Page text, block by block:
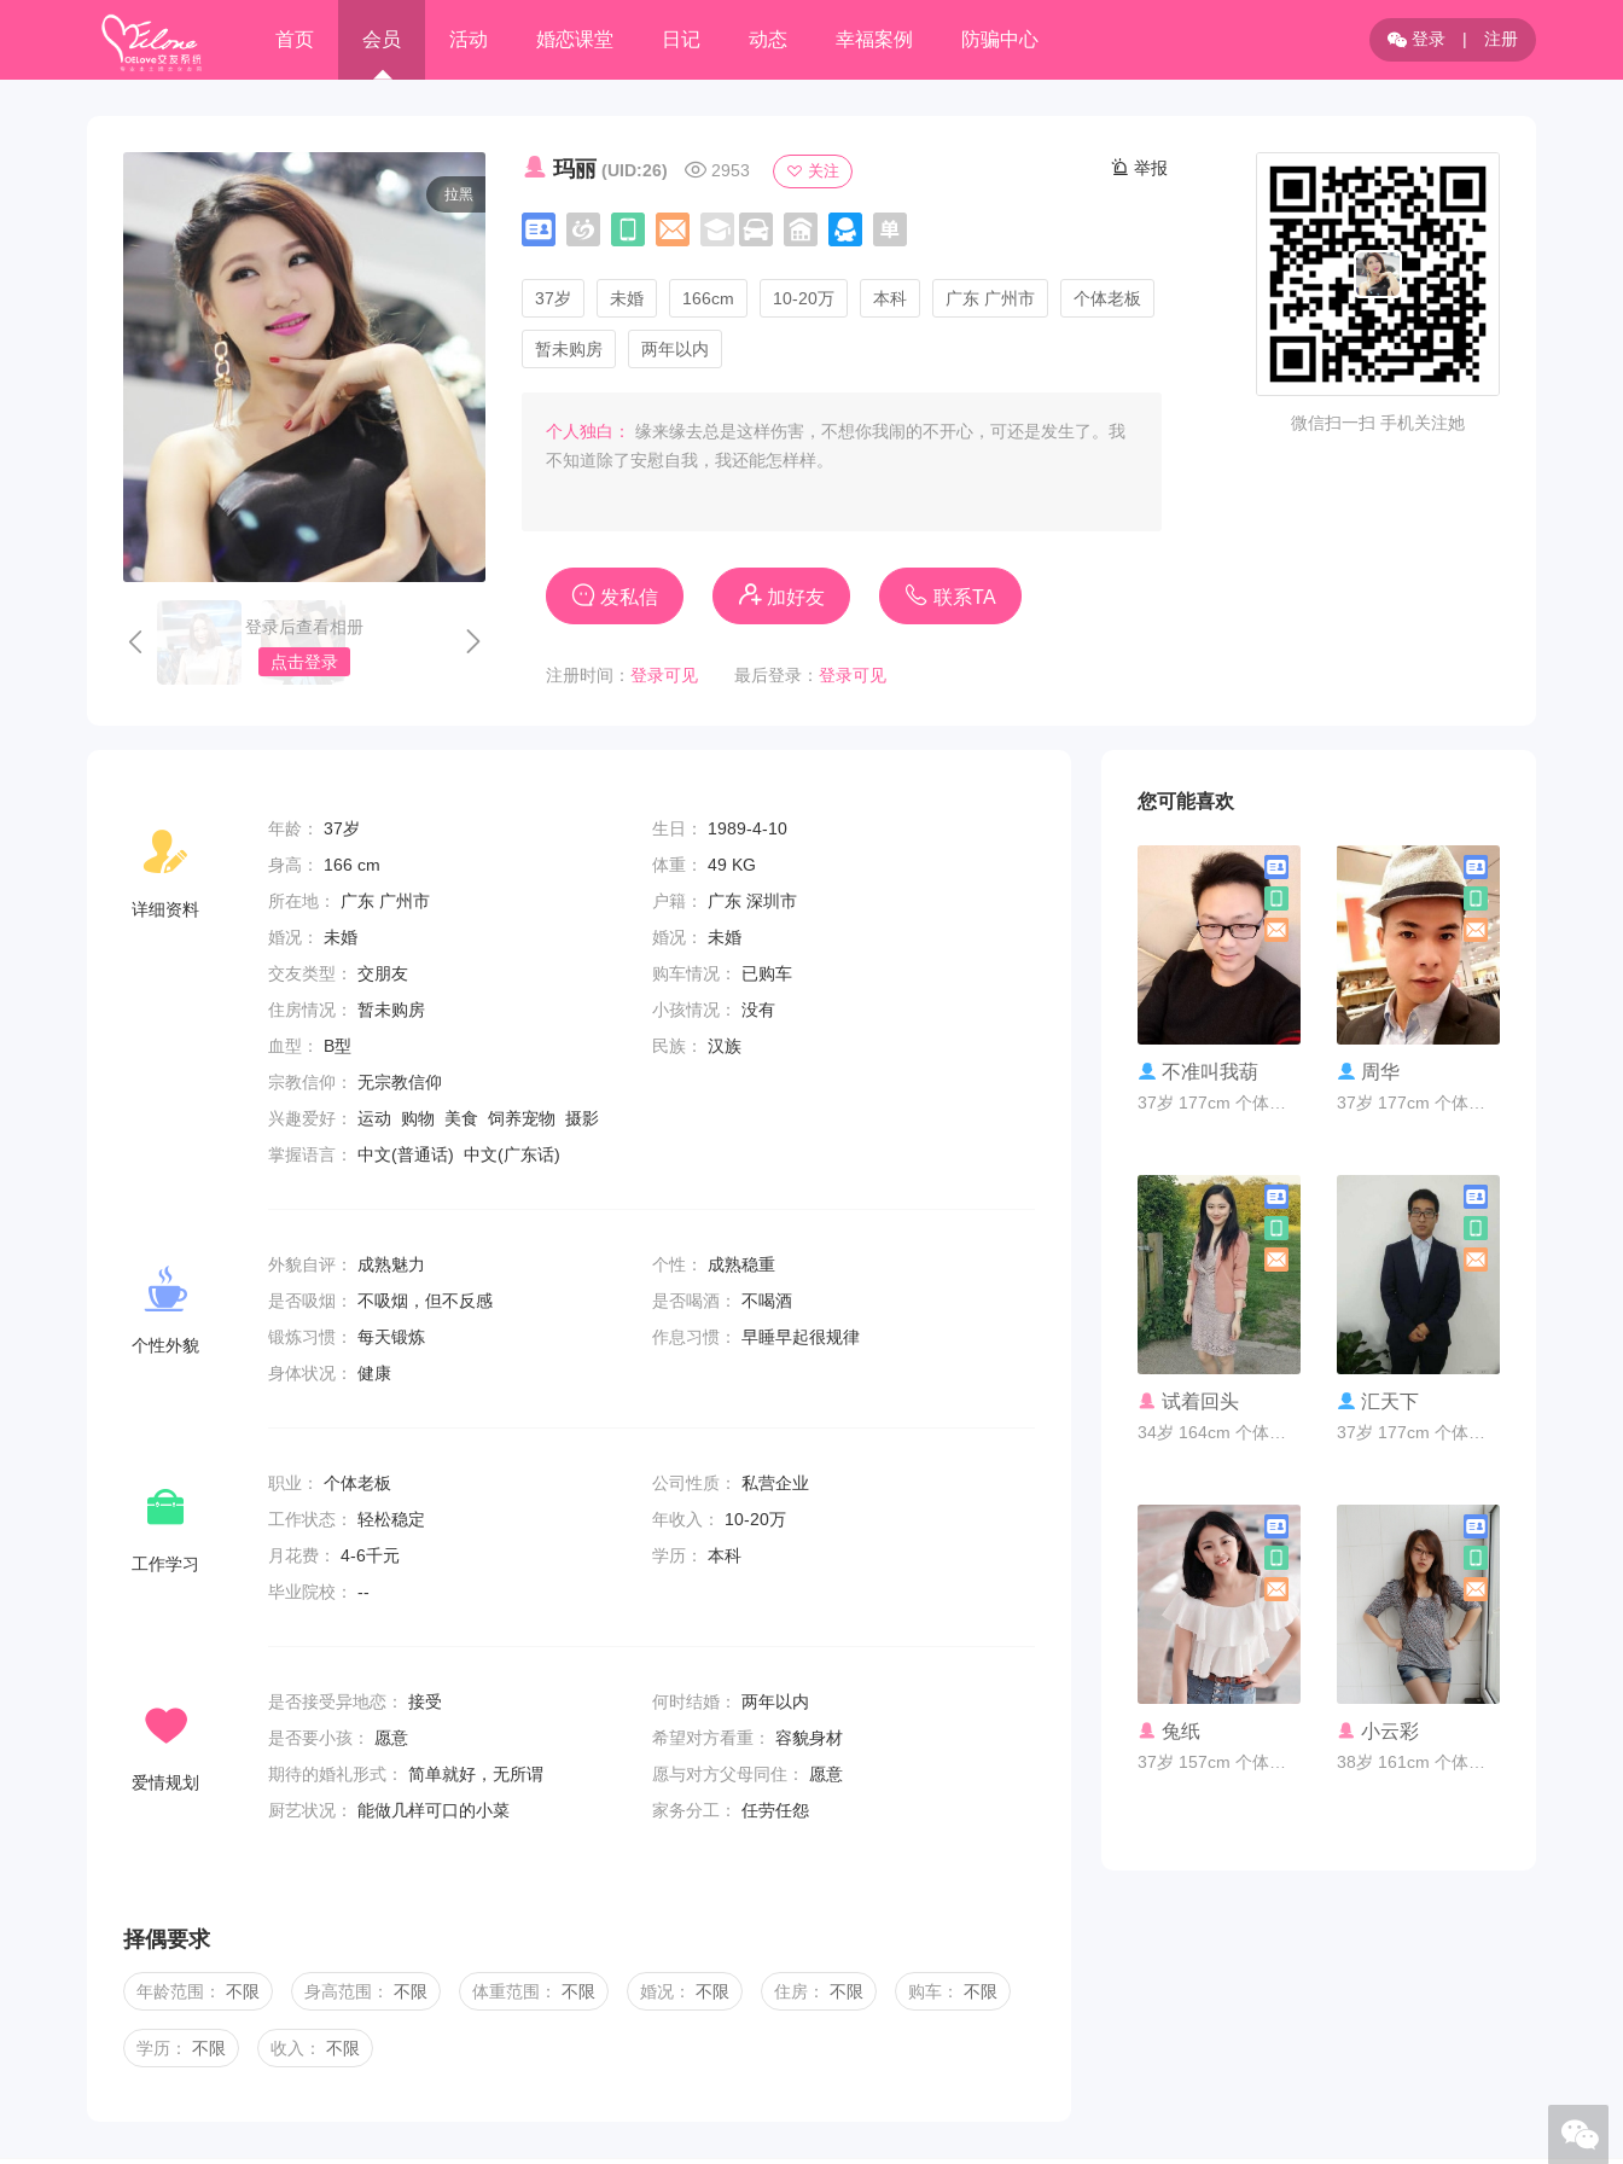
首页 会员 活动 婚恋课堂 日记 动态 幸福案例 防骗中心 登录 | 注册
拉黑
登录后查看相册
点击登录
玛丽 (UID:26) 2953 关注 举报
37岁 未婚 166cm 10-20万 本科 广东 广州市 个体老板
暂未购房 两年以内
个人独白：
缘来缘去总是这样伤害，不想你我闹的不开心，可还是发生了。我
不知道除了安慰自我，我还能怎样样。
发私信 加好友 联系TA
注册时间： 登录可见 最后登录： 登录可见
微信扫一扫 手机关注她
详细资料
年龄： 37岁 生日：
1989-4-10
身高：
166 cm 体重：
49 KG
所在地：
广东 广州市 户籍：
广东 深圳市
婚况：
未婚 婚况：
未婚
交友类型：
交朋友 购车情况：
已购车
住房情况：
暂未购房 小孩情况：
没有
血型：
B型 民族：
汉族
宗教信仰：
无宗教信仰
兴趣爱好：
运动 购物 美食 饲养宠物 摄影
掌握语言：
中文(普通话) 中文(广东话)
个性外貌
外貌自评： 成熟魅力 个性：
成熟稳重
是否吸烟：
不吸烟，但不反感 是否喝酒：
不喝酒
锻炼习惯：
每天锻炼 作息习惯：
早睡早起很规律
身体状况：
健康
工作学习
职业： 个体老板 公司性质：
私营企业
工作状态：
轻松稳定 年收入：
10-20万
月花费：
4-6千元 学历：
本科
毕业院校：
--
爱情规划
是否接受异地恋： 接受 何时结婚：
两年以内
是否要小孩：
愿意 希望对方看重：
容貌身材
期待的婚礼形式：
简单就好，无所谓 愿与对方父母同住：
愿意
厨艺状况：
能做几样可口的小菜 家务分工： 任劳任怨
择偶要求
年龄范围： 不限 身高范围： 不限 体重范围： 不限 婚况： 不限 住房： 不限 购车： 不限
学历： 不限 收入： 不限
您可能喜欢
联系TA
不准叫我葫 联系TA
周华
联系TA
试着回头 联系TA
汇天下
联系TA
兔纸 联系TA
小云彩